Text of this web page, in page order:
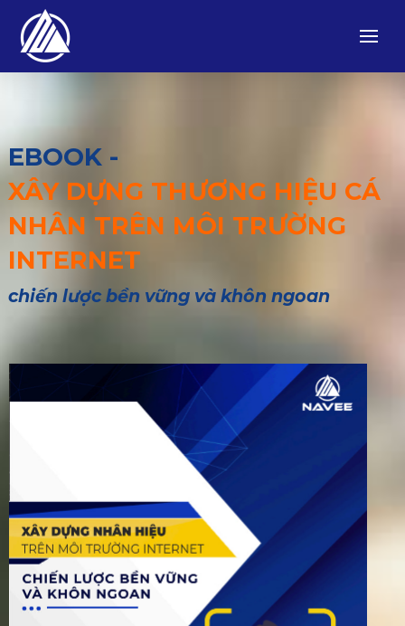
EBOOK -
XÂY DỰNG THƯƠNG HIỆU CÁ
NHÂN TRÊN MÔI TRƯỜNG
INTERNET
chiến lược bền vững và khôn ngoan